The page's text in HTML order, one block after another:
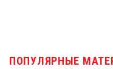
ПОПУЛЯРНЫЕ